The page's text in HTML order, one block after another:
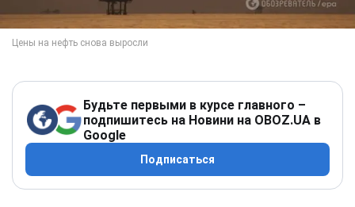
Будьте первыми в курсе главного –
подпишитесь на Новини на OBOZ.UA в
Google
Подписаться